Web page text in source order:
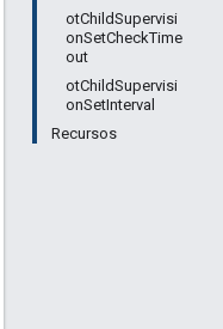
otChildSupervisi
onSetCheckTime
out
otChildSupervisi
onSetInterval
Recursos